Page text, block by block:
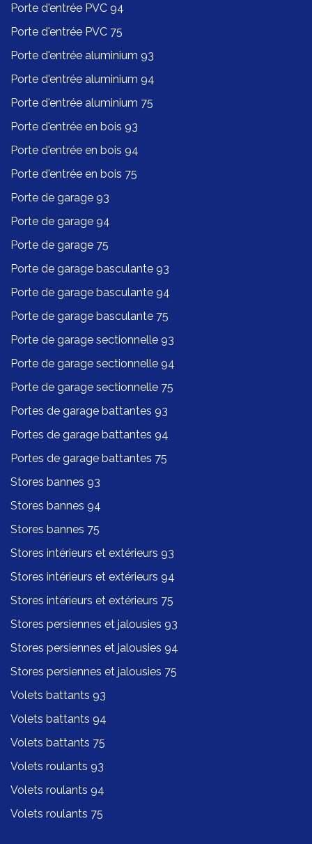
Porte d'entrée PVC 94
Porte d'entrée PVC 75
Porte d'entrée aluminium 93
Porte d'entrée aluminium 94
Porte d'entrée aluminium 75
Porte d'entrée en bois 93
Porte d'entrée en bois 94
Porte d'entrée en bois 75
Porte de garage 93
Porte de garage 94
Porte de garage 75
Porte de garage basculante 93
Porte de garage basculante 94
Porte de garage basculante 75
Porte de garage sectionnelle 93
Porte de garage sectionnelle 94
Porte de garage sectionnelle 75
Portes de garage battantes 93
Portes de garage battantes 94
Portes de garage battantes 75
Stores bannes 93
Stores bannes 94
Stores bannes 75
Stores intérieurs et extérieurs 93
Stores intérieurs et extérieurs 94
Stores intérieurs et extérieurs 75
Stores persiennes et jalousies 93
Stores persiennes et jalousies 94
Stores persiennes et jalousies 75
Volets battants 93
Volets battants 94
Volets battants 75
Volets roulants 93
Volets roulants 94
Volets roulants 75